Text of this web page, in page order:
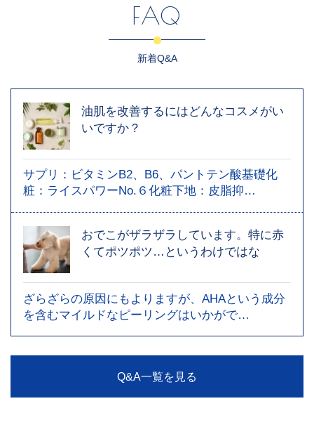
FAQ
新着Q&A
油肌を改善するにはどんなコスメがい
いですか？
サプリ：ビタミンB2、B6、パントテン酸基礎化
粧：ライスパワーNo.６化粧下地：皮脂抑…
おでこがザラザラしています。特に赤
くてポツポツ…というわけではな
ざらざらの原因にもよりますが、AHAという成分
を含むマイルドなピーリングはいかがで…
Q&A一覧を見る